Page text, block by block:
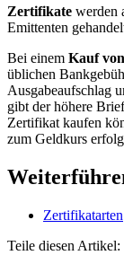
Zertifikate werden
Emittenten
Bei einem Kauf
üblichen
Ausgabeaufschlag
gibt der höhere
Zertifikat kaufen
zum Geldkurs
Zertifikatarten
Teile diesen Artikel: